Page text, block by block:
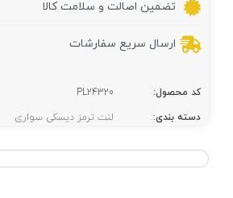
تضمین اصالت و سلامت کالا
ارسال سریع سفارشات
کد محصول:
PL24320
دسته بندی:
لنت ترمز دیسکی سواری